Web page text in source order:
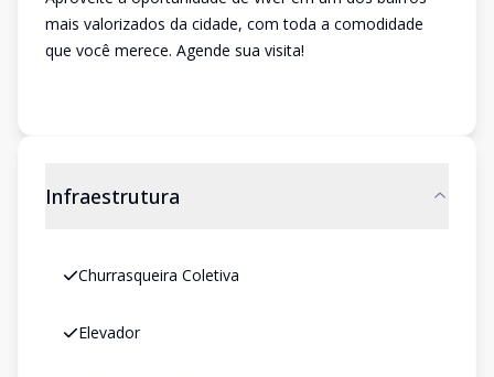
mais valorizados da cidade, com toda a comodidade
que você merece. Agende sua visita!
Infraestrutura
Churrasqueira Coletiva
Elevador